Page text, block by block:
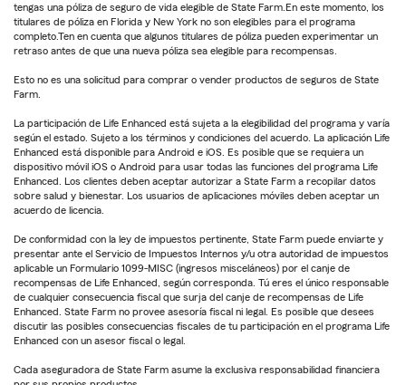
tengas una póliza de seguro de vida elegible de State Farm.En este momento, los
titulares de póliza en Florida y New York no son elegibles para el programa
completo.Ten en cuenta que algunos titulares de póliza pueden experimentar un
retraso antes de que una nueva póliza sea elegible para recompensas.
Esto no es una solicitud para comprar o vender productos de seguros de State
Farm.
La participación de Life Enhanced está sujeta a la elegibilidad del programa y varía
según el estado. Sujeto a los términos y condiciones del acuerdo. La aplicación Life
Enhanced está disponible para Android e iOS. Es posible que se requiera un
dispositivo móvil iOS o Android para usar todas las funciones del programa Life
Enhanced. Los clientes deben aceptar autorizar a State Farm a recopilar datos
sobre salud y bienestar. Los usuarios de aplicaciones móviles deben aceptar un
acuerdo de licencia.
De conformidad con la ley de impuestos pertinente, State Farm puede enviarte y
presentar ante el Servicio de Impuestos Internos y/u otra autoridad de impuestos
aplicable un Formulario 1099-MISC (ingresos misceláneos) por el canje de
recompensas de Life Enhanced, según corresponda. Tú eres el único responsable
de cualquier consecuencia fiscal que surja del canje de recompensas de Life
Enhanced. State Farm no provee asesoría fiscal ni legal. Es posible que desees
discutir las posibles consecuencias fiscales de tu participación en el programa Life
Enhanced con un asesor fiscal o legal.
Cada aseguradora de State Farm asume la exclusiva responsabilidad financiera